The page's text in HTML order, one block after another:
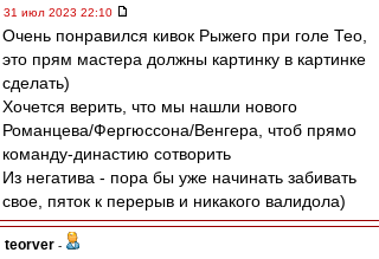
31 июл 2023 22:10
Очень понравился кивок Рыжего при голе Тео,
это прям мастера должны картинку в картинке
сделать)
Хочется верить, что мы нашли нового
Романцева/Фергюссона/Венгера, чтоб прямо
команду-династию сотворить
Из негатива - пора бы уже начинать забивать
свое, пяток к перерыв и никакого валидола)
teorver -